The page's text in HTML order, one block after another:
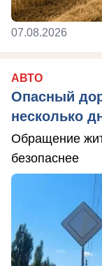
07.08.2026
АВТО
Опасный
несколько
Обращение
безопаснее